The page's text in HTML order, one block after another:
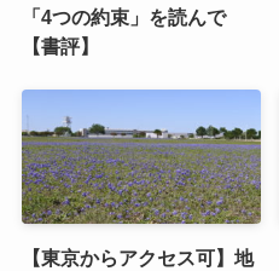
「4つの約束」を読んで
【書評】
【東京からアクセス可】地